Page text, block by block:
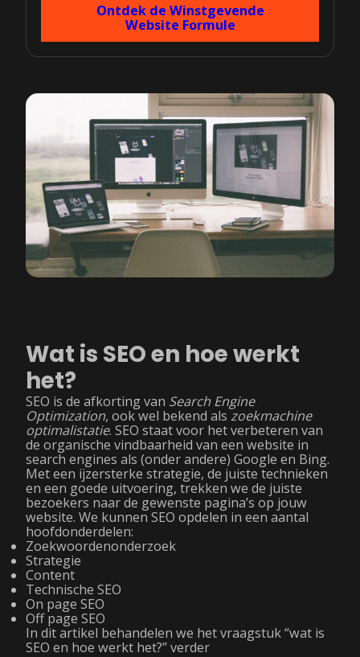
Wat is SEO en hoe werkt
het?
SEO is de afkorting van Search Engine
Optimization, ook wel bekend als zoekmachine
optimalistatie. SEO staat voor het verbeteren van
de organische vindbaarheid van een website in
search engines als (onder andere) Google en Bing.
Met een ijzersterke strategie, de juiste technieken
en een goede uitvoering, trekken we de juiste
bezoekers naar de gewenste pagina’s op jouw
website. We kunnen SEO opdelen in een aantal
hoofdonderdelen:
Zoekwoordenonderzoek
Strategie
Content
Technische SEO
On page SEO
Off page SEO
In dit artikel behandelen we het vraagstuk “wat is
SEO en hoe werkt het?” verder
Ontdek de Winstgevende
Website Formule